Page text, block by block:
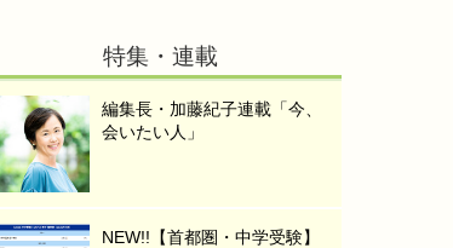
特集・連載
編集長・加藤紀子連載「今、
会いたい人」
NEW!!【首都圏・中学受験】